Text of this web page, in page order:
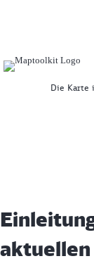
Die Karte